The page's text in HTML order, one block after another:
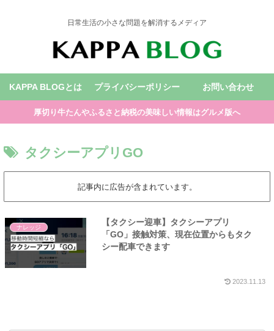
日常生活の小さな問題を解消するメディア
KAPPA BLOGとは プライバシーポリシー お問い合わせ
厚切り牛たんやふるさと納税の美味しい情報はグルメ版へ
タクシーアプリGO
記事内に広告が含まれています。
ナレッジ
【タクシー迎車】タクシーアプリ
「GO」接触対策、現在位置からもタク
シー配車できます
2023.11.13